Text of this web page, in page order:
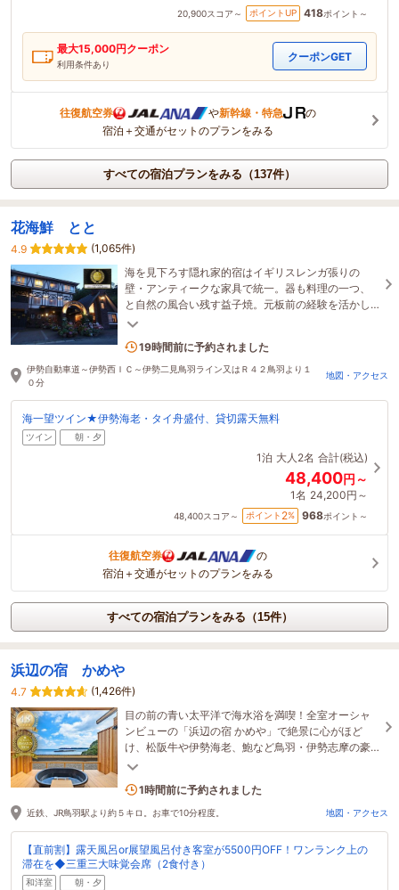
20,900スコア～ ポイントUP 418ポイント～
最大15,000円クーポン
利用条件あり
クーポンGET
往復航空券 や新幹線・特急
の
宿泊＋交通がセットのプランをみる
すべての宿泊プランをみる（137件）
花海鮮 とと
4.9
(1,065件)
海を見下ろす隠れ家的宿はイギリスレンガ張りの
壁・アンティークな家具で統一。器も料理の一つ、
と自然の風合い残す益子焼。元板前の経験を活かし
たオーナーの、新鮮海幸お料理がゆっくり味わえる
1名がこの宿を見ています
19時間前に予約されました
伊勢自動車道～伊勢西ＩＣ～伊勢二見鳥羽ライン又はＲ４２鳥羽より１
０分
地図・アクセス
海一望ツイン★伊勢海老・タイ舟盛付、貸切露天無料
ツイン 朝・夕
1泊 大人2名 合計(税込)
48,400円～
1名 24,200円～
48,400スコア～ ポイント 2% 968ポイント～
往復航空券
の
宿泊＋交通がセットのプランをみる
すべての宿泊プランをみる（15件）
浜辺の宿 かめや
4.7
(1,426件)
目の前の青い太平洋で海水浴を満喫！全室オーシャ
ンビューの「浜辺の宿 かめや」で絶景に心がほど
け、松阪牛や伊勢海老、鮑など鳥羽・伊勢志摩の豪
華食材に舌鼓。大切な人と贅沢な夏のひとときを
3名がこの宿を見ています
1時間前に予約されました
近鉄、JR鳥羽駅より約５キロ。お車で10分程度。 地図・アクセス
【直前割】露天風呂or展望風呂付き客室が5500円OFF！ワンランク上の
滞在を◆三重三大味覚会席（2食付き）
和洋室 朝・夕